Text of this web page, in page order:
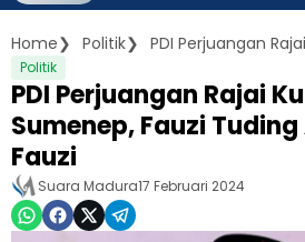
Home Politik
Politik
PDI Perjuangan Rajai
Sumenep, Fauzi
Fauzi
Suara Madura17 Februari 2024